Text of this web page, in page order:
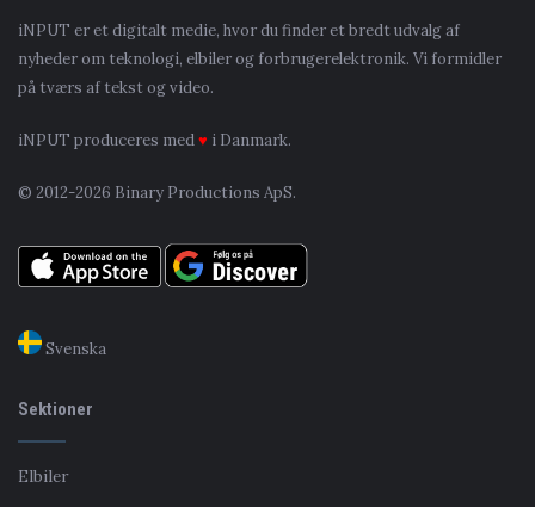
iNPUT er et digitalt medie, hvor du finder et bredt udvalg af
nyheder om teknologi, elbiler og forbrugerelektronik. Vi formidler
på tværs af tekst og video.
iNPUT produceres med♥ i Danmark.
© 2012-2026 Binary Productions ApS.
Svenska
Sektioner
Elbiler